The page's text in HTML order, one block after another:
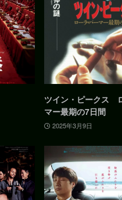
ツイン・ピークス
マー最期の7日間
2025年3月9日